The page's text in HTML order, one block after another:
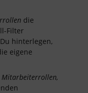
die
Filter
hinterlegen,
eigene
Mitarbeiterrollen,